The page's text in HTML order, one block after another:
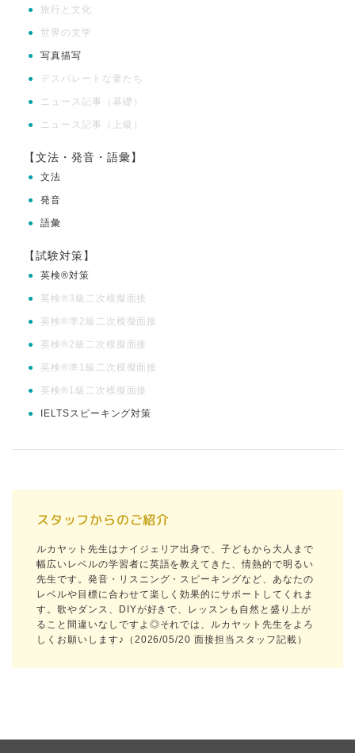
● 旅行と文化
● 世界の文学
● 写真描写
● デスパレートな妻たち
● ニュース記事（基礎）
● ニュース記事（上級）
【文法・発音・語彙】
● 文法
● 発音
● 語彙
【試験対策】
● 英検®対策
● 英検®3級二次模擬面接
● 英検®準2級二次模擬面接
● 英検®2級二次模擬面接
● 英検®準1級二次模擬面接
● 英検®1級二次模擬面接
● IELTSスピーキング対策
スタッフからのご紹介
ルカヤット先生はナイジェリア出身で、子どもから大人まで
幅広いレベルの学習者に英語を教えてきた、情熱的で明るい
先生です。発音・リスニング・スピーキングなど、あなたの
レベルや目標に合わせて楽しく効果的にサポートしてくれま
す。歌やダンス、DIYが好きで、レッスンも自然と盛り上が
ること間違いなしですよ◎それでは、ルカヤット先生をよろ
しくお願いします♪（2026/05/20 面接担当スタッフ記載）